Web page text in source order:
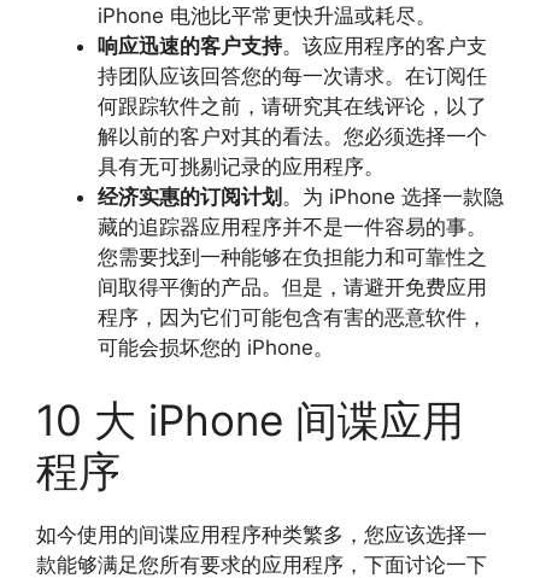
iPhone 电池比平常更快升温或耗尽。
响应迅速的客户支持。该应用程序的客户支
持团队应该回答您的每一次请求。在订阅任
何跟踪软件之前，请研究其在线评论，以了
解以前的客户对其的看法。您必须选择一个
具有无可挑剔记录的应用程序。
经济实惠的订阅计划 。为 iPhone 选择一款隐
藏的追踪器应用程序并不是一件容易的事。
您需要找到一种能够在负担能力和可靠性之
间取得平衡的产品。但是，请避开免费应用
程序，因为它们可能包含有害的恶意软件，
可能会损坏您的 iPhone。
10 大 iPhone 间谍应用
程序
如今使用的间谍应用程序种类繁多，您应该选择一
款能够满足您所有要求的应用程序，下面讨论一下